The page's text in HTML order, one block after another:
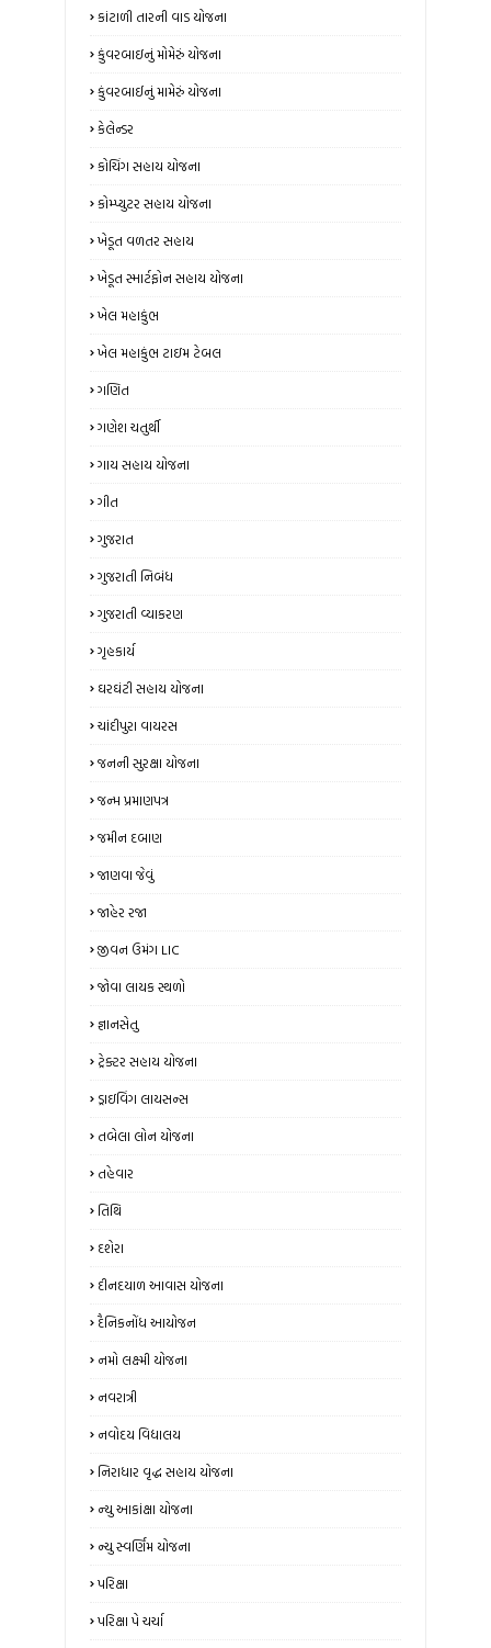
કાંટાળી તારની વાડ યોજના
કુંવરબાઇનું મોમેરું યોજના
કુંવરબાઈનું મામેરું યોજના
કેલેન્ડર
કોચિંગ સહાય યોજના
કોમ્પ્યુટર સહાય યોજના
ખેડૂત વળતર સહાય
ખેડૂત સ્માર્ટફોન સહાય યોજના
ખેલ મહાકુંભ
ખેલ મહાકુંભ ટાઇમ ટેબલ
ગણિત
ગણેશ ચતુર્થી
ગાય સહાય યોજના
ગીત
ગુજરાત
ગુજરાતી નિબંધ
ગુજરાતી વ્યાકરણ
ગૃહકાર્ય
ઘરઘંટી સહાય યોજના
ચાંદીપુરા વાયરસ
જનની સુરક્ષા યોજના
જન્મ પ્રમાણપત્ર
જમીન દબાણ
જાણવા જેવું
જાહેર રજા
જીવન ઉમંગ LIC
જોવા લાયક સ્થળો
જ્ઞાનસેતુ
ટ્રેક્ટર સહાય યોજના
ડ્રાઇવિંગ લાયસન્સ
તબેલા લોન યોજના
તહેવાર
તિથિ
દશેરા
દીનદયાળ આવાસ યોજના
દૈનિકનોંધ આયોજન
નમો લક્ષ્મી યોજના
નવરાત્રી
નવોદય વિદ્યાલય
નિરાધાર વૃદ્ધ સહાય યોજના
ન્‍યુ આકાંક્ષા યોજના
ન્યુ સ્‍વર્ણિમ યોજના
પરિક્ષા
પરિક્ષા પે ચર્ચા